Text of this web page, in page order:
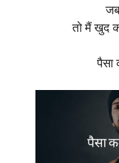
तो मैं खुद